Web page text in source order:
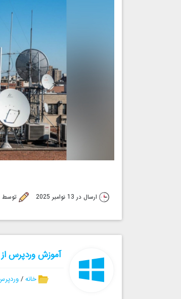
ارسال در 13 نوامبر 2025 توسط
آموزش وردپرس از صفر تا صد در 7 روز
خانه/